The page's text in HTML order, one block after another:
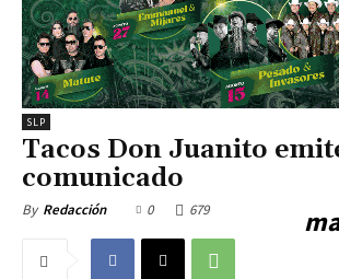
SLP
Tacos Don Juanito
comunicado
By Redacción 0 679